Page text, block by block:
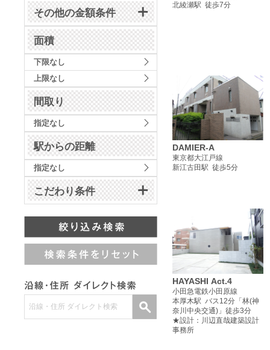
北綾瀬駅 徒歩7分
DAMIER-A
東京都大江戸線
新江古田駅 徒歩5分
HAYASHI Act.4
小田急電鉄小田原線
本厚木駅 バス12分「林(神
奈川中央交通)」徒歩3分
★設計：川辺直哉建築設計
事務所
その他の金額条件
面積
下限なし
上限なし
間取り
指定なし
駅からの距離
指定なし
こだわり条件